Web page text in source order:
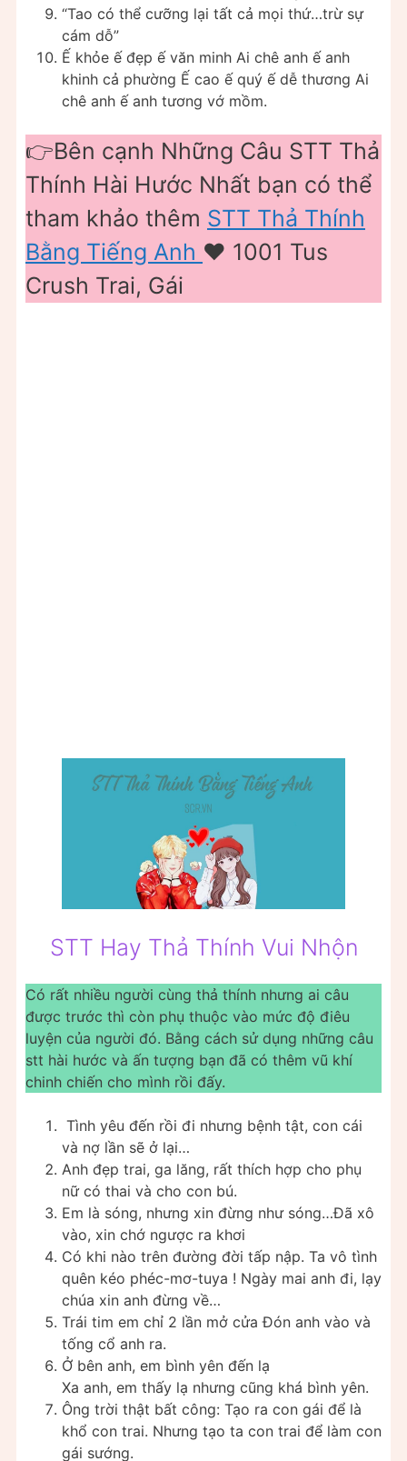
“Tao có thể cưỡng lại tất cả mọi thứ…trừ sự
cám dỗ”
Ế khỏe ế đẹp ế văn minh Ai chê anh ế anh
khinh cả phường Ế cao ế quý ế dễ thương Ai
chê anh ế anh tương vớ mồm.
👉Bên cạnh Những Câu STT Thả
Thính Hài Hước Nhất bạn có thể
tham khảo thêm STT Thả Thính
Bằng Tiếng Anh ❤️️ 1001 Tus
Crush Trai, Gái
STT Hay Thả Thính Vui Nhộn
Có rất nhiều người cùng thả thính nhưng ai câu
được trước thì còn phụ thuộc vào mức độ điêu
luyện của người đó. Bằng cách sử dụng những câu
stt hài hước và ấn tượng bạn đã có thêm vũ khí
chinh chiến cho mình rồi đấy.
Tình yêu đến rồi đi nhưng bệnh tật, con cái
và nợ lần sẽ ở lại…
Anh đẹp trai, ga lăng, rất thích hợp cho phụ
nữ có thai và cho con bú.
Em là sóng, nhưng xin đừng như sóng…Đã xô
vào, xin chớ ngược ra khơi
Có khi nào trên đường đời tấp nập. Ta vô tình
quên kéo phéc-mơ-tuya ! Ngày mai anh đi, lạy
chúa xin anh đừng về…
Trái tim em chỉ 2 lần mở cửa Đón anh vào và
tống cổ anh ra.
Ở bên anh, em bình yên đến lạ
Xa anh, em thấy lạ nhưng cũng khá bình yên.
Ông trời thật bất công: Tạo ra con gái để là
khổ con trai. Nhưng tạo ta con trai để làm con
gái sướng.